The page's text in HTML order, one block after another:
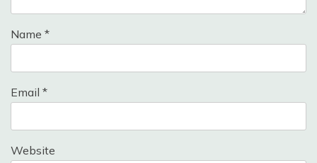
Name *
Email *
Website